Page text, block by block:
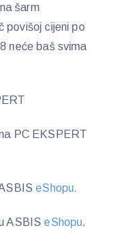
šarm
povišoj cijeni po
neće baš svima
PC EKSPERT
ASBISeShopu.
ASBISeShopu.